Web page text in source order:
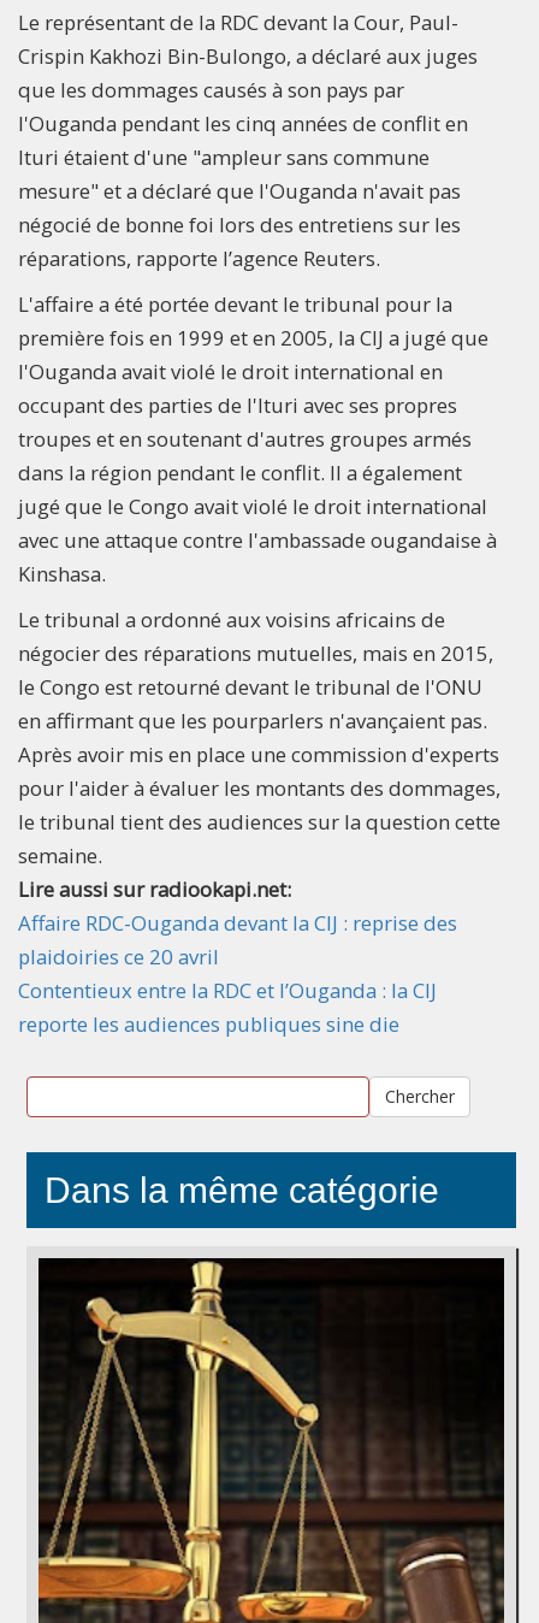
Le représentant de la RDC devant la Cour, Paul-
Crispin Kakhozi Bin-Bulongo, a déclaré aux juges
que les dommages causés à son pays par
l'Ouganda pendant les cinq années de conflit en
Ituri étaient d'une "ampleur sans commune
mesure" et a déclaré que l'Ouganda n'avait pas
négocié de bonne foi lors des entretiens sur les
réparations, rapporte l’agence Reuters.
L'affaire a été portée devant le tribunal pour la
première fois en 1999 et en 2005, la CIJ a jugé que
l'Ouganda avait violé le droit international en
occupant des parties de l'Ituri avec ses propres
troupes et en soutenant d'autres groupes armés
dans la région pendant le conflit. Il a également
jugé que le Congo avait violé le droit international
avec une attaque contre l'ambassade ougandaise à
Kinshasa.
Le tribunal a ordonné aux voisins africains de
négocier des réparations mutuelles, mais en 2015,
le Congo est retourné devant le tribunal de l'ONU
en affirmant que les pourparlers n'avançaient pas.
Après avoir mis en place une commission d'experts
pour l'aider à évaluer les montants des dommages,
le tribunal tient des audiences sur la question cette
semaine.
Lire aussi sur radiookapi.net:
Affaire RDC-Ouganda devant la CIJ : reprise des
plaidoiries ce 20 avril
Contentieux entre la RDC et l’Ouganda : la CIJ
reporte les audiences publiques sine die
Chercher
Dans la même catégorie